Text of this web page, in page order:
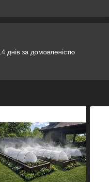
днів за домовленістю